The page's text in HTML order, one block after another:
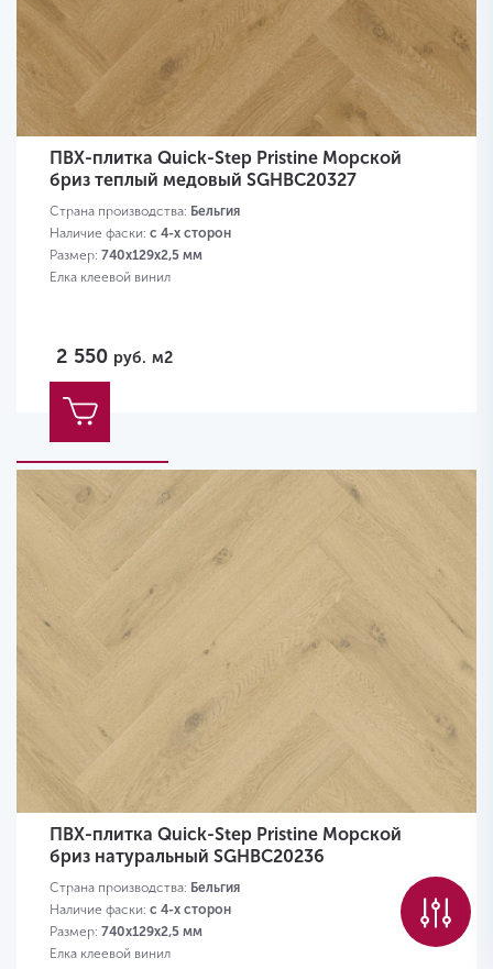
ПВХ-плитка Quick-Step Pristine Морской
бриз теплый медовый SGHBC20327
Страна производства: Бельгия
Наличие фаски: с 4-х сторон
Размер: 740x129x2,5 мм
Елка клеевой винил
2 550 руб. м2
ПВХ-плитка Quick-Step Pristine Морской
бриз натуральный SGHBC20236
Страна производства: Бельгия
Наличие фаски: с 4-х сторон
Размер: 740x129x2,5 мм
Елка клеевой винил